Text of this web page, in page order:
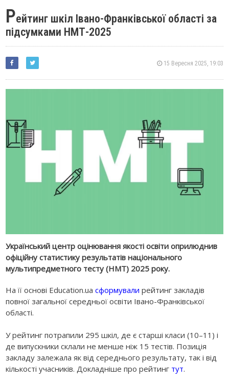
Рейтинг шкіл Івано-Франківської області за
підсумками НМТ-2025
15 Вересня 2025, 19:03
Український центр оцінювання якості освіти оприлюднив
офіційну статистику результатів національного
мультипредметного тесту (НМТ) 2025 року.
На її основі Education.uaсформувалирейтинг закладів
повної загальної середньої освіти Івано-Франківської
області.
У рейтинг потрапили 295 шкіл, де є старші класи (10–11) і
де випускники склали не менше ніж 15 тестів. Позиція
закладу залежала як від середнього результату, так і від
кількості учасників. Докладніше про рейтинг тут.